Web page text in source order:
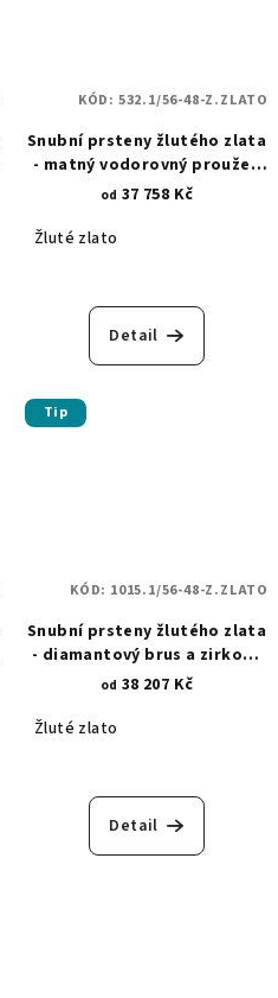
Snubní prsteny žlutého zlata
- matný vodorovný proužek
se zirkony 532.1
od 37 758 Kč
Žluté zlato
Detail
KÓD: 532.1/56-48-Z.ZLATO
Tip
Snubní prsteny žlutého zlata
- diamantový brus a zirkony
1015.1
od 38 207 Kč
Žluté zlato
Detail
KÓD: 1015.1/56-48-Z.ZLATO